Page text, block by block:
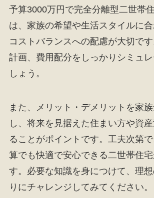
予算3000万円で完全分離型二世帯
は、家族の希望や生活スタイルに合
コストバランスへの配慮が大切で
計画、費用配分をしっかりシミュ
しょう。
また、メリット・デメリットを家
し、将来を見据えた住まい方や資
ることがポイントです。工夫次第
算でも快適で安心できる二世帯住
す。必要な知識を身につけて、理想
りにチャレンジしてみてください。